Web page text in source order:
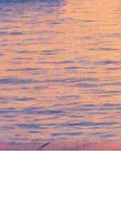
2011, воскресенье